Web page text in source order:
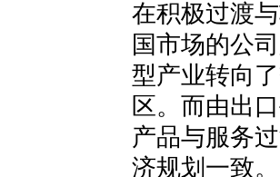
在积极过渡
国市场的公
型产业转向
区。而由出
产品与服务
济规划一致。